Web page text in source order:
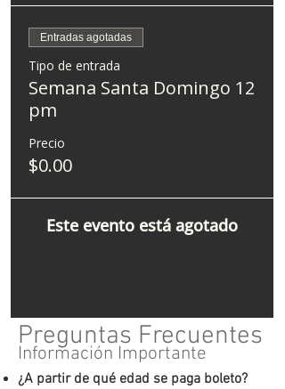
Entradas agotadas
Tipo de entrada
Semana Santa Domingo 12
pm
Precio
$0.00
Este evento está agotado
Preguntas Frecuentes
Información Importante
¿A partir de qué edad se paga boleto?